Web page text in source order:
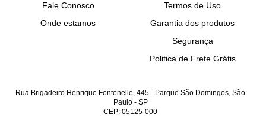
Fale Conosco
Onde estamos
Termos de Uso
Garantia dos produtos
Segurança
Politica de Frete Grátis
Rua Brigadeiro Henrique Fontenelle, 445 - Parque São Domingos, São
Paulo- SP
CEP: 05125-000